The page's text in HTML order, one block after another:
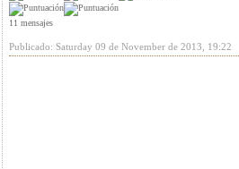
11 mensajes
Publicado: Saturday 09 de November de 2013, 19:22